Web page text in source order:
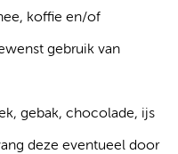
koffie en/of
gebruik van
gebak, chocolade, ijs
deze eventueel door